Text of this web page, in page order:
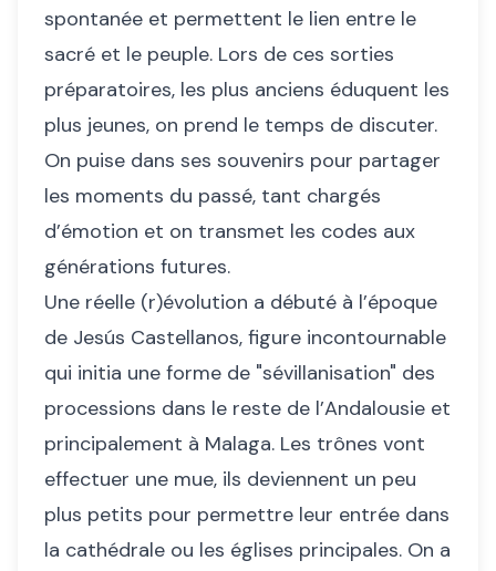
spontanée et permettent le lien entre le
sacré et le peuple. Lors de ces sorties
préparatoires, les plus anciens éduquent les
plus jeunes, on prend le temps de discuter.
On puise dans ses souvenirs pour partager
les moments du passé, tant chargés
d’émotion et on transmet les codes aux
générations futures.
Une réelle (r)évolution a débuté à l’époque
de Jesús Castellanos, figure incontournable
qui initia une forme de "sévillanisation" des
processions dans le reste de l’Andalousie et
principalement à Malaga. Les trônes vont
effectuer une mue, ils deviennent un peu
plus petits pour permettre leur entrée dans
la cathédrale ou les églises principales. On a